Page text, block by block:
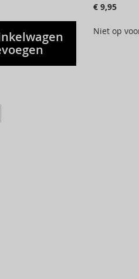
€ 9,95
Niet op
pagina